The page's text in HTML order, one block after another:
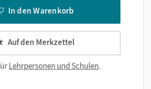
In den Warenkorb
Auf den Merkzettel
Lehrpersonen und Schulen.